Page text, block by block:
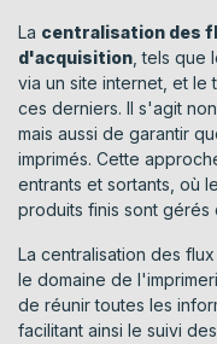
La centralisation des
d'acquisition , tels que
via un site internet, et le
ces derniers. Il s'agit
mais aussi de garantir
imprimés. Cette
entrants et sortants, où
produits finis sont gérés
La centralisation des
le domaine de
de réunir toutes les
facilitant ainsi le suivi